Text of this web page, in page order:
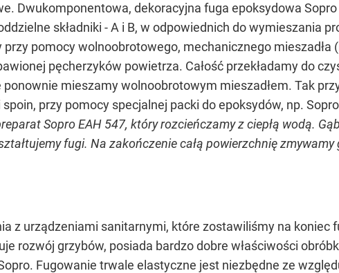
Dwukomponentowa, dekoracyjna fuga epoksydowa Sopro
składniki - A i B, w odpowiednich do wymieszania
pomocy wolnoobrotowego, mechanicznego mieszadła
pęcherzyków powietrza. Całość przekładamy do
mieszamy wolnoobrotowym mieszadłem. Tak
przy pomocy specjalnej packi do epoksydów, np.
Sopro EAH 547, który rozcieńczamy z ciepłą wodą.
fugi. Na zakończenie całą powierzchnię
z urządzeniami sanitarnymi, które zostawiliśmy na koniec
rozwój grzybów, posiada bardzo dobre właściwości
Fugowanie trwale elastyczne jest niezbędne ze